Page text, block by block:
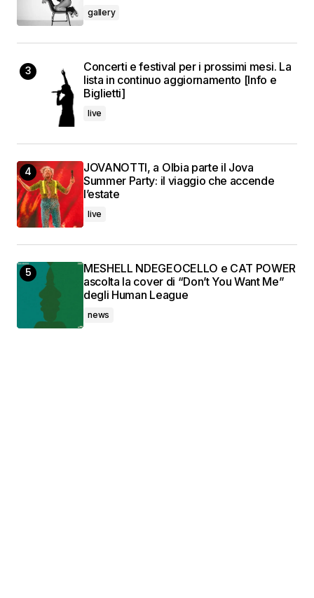
gallery
Concerti e festival per i prossimi mesi. La
lista in continuo aggiornamento [Info e
Biglietti]
live
JOVANOTTI, a Olbia parte il Jova
Summer Party: il viaggio che accende
l’estate
live
MESHELL NDEGEOCELLO e CAT POWER
ascolta la cover di “Don’t You Want Me”
degli Human League
news